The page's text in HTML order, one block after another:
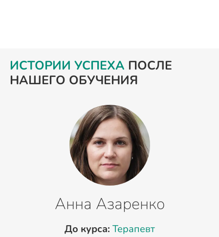
ИСТОРИИ УСПЕХА ПОСЛЕ
НАШЕГО ОБУЧЕНИЯ
Анна Азаренко
До курса: Терапевт